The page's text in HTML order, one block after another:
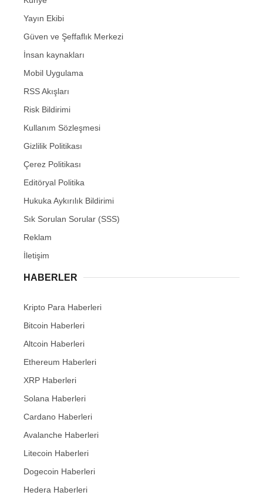
Yayın Ekibi
Güven ve Şeffaflık Merkezi
İnsan kaynakları
Mobil Uygulama
RSS Akışları
Risk Bildirimi
Kullanım Sözleşmesi
Gizlilik Politikası
Çerez Politikası
Editöryal Politika
Hukuka Aykırılık Bildirimi
Sık Sorulan Sorular (SSS)
Reklam
İletişim
HABERLER
Kripto Para Haberleri
Bitcoin Haberleri
Altcoin Haberleri
Ethereum Haberleri
XRP Haberleri
Solana Haberleri
Cardano Haberleri
Avalanche Haberleri
Litecoin Haberleri
Dogecoin Haberleri
Hedera Haberleri